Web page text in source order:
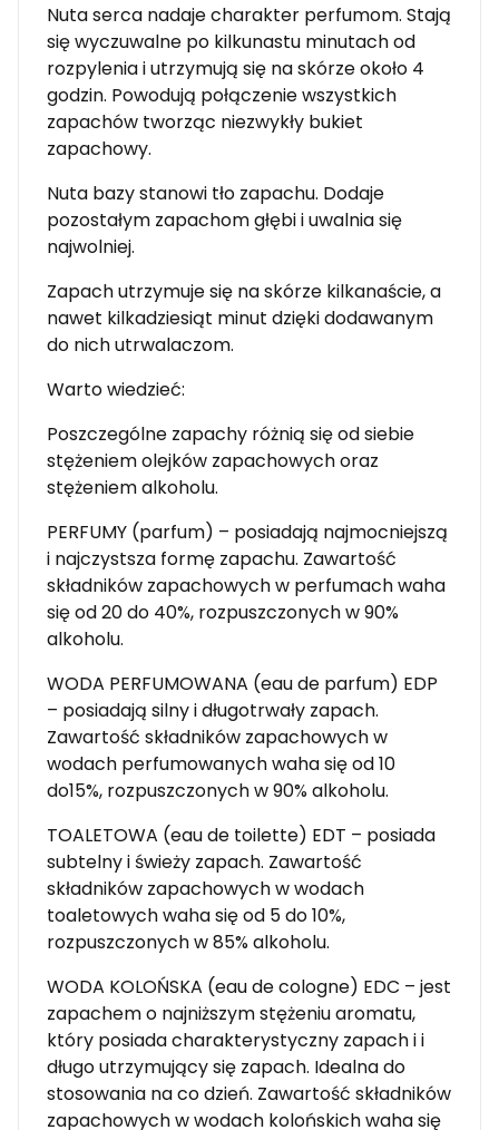
Nuta serca nadaje charakter perfumom. Stają
się wyczuwalne po kilkunastu minutach od
rozpylenia i utrzymują się na skórze około 4
godzin. Powodują połączenie wszystkich
zapachów tworząc niezwykły bukiet
zapachowy.
Nuta bazy stanowi tło zapachu. Dodaje
pozostałym zapachom głębi i uwalnia się
najwolniej.
Zapach utrzymuje się na skórze kilkanaście, a
nawet kilkadziesiąt minut dzięki dodawanym
do nich utrwalaczom.
Warto wiedzieć:
Poszczególne zapachy różnią się od siebie
stężeniem olejków zapachowych oraz
stężeniem alkoholu.
PERFUMY (parfum) – posiadają najmocniejszą
i najczystsza formę zapachu. Zawartość
składników zapachowych w perfumach waha
się od 20 do 40%, rozpuszczonych w 90%
alkoholu.
WODA PERFUMOWANA (eau de parfum) EDP
– posiadają silny i długotrwały zapach.
Zawartość składników zapachowych w
wodach perfumowanych waha się od 10
do15%, rozpuszczonych w 90% alkoholu.
TOALETOWA (eau de toilette) EDT – posiada
subtelny i świeży zapach. Zawartość
składników zapachowych w wodach
toaletowych waha się od 5 do 10%,
rozpuszczonych w 85% alkoholu.
WODA KOLOŃSKA (eau de cologne) EDC – jest
zapachem o najniższym stężeniu aromatu,
który posiada charakterystyczny zapach i i
długo utrzymujący się zapach. Idealna do
stosowania na co dzień. Zawartość składników
zapachowych w wodach kolońskich waha się